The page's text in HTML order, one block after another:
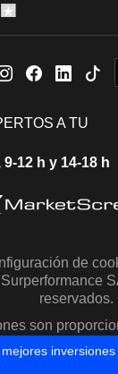
A TU
12 h y 14-18 h
de
reservados.
son
y S&P